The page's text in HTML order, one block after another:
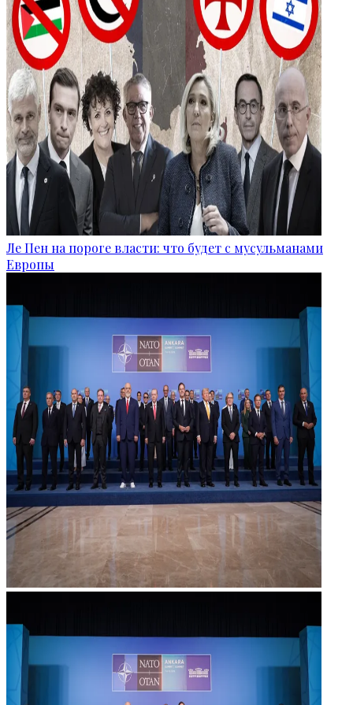
Ле Пен на пороге власти: что будет с мусульманами
Европы